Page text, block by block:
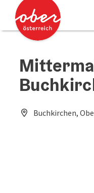
Accesskey
Accesskey
Buchkirchen,